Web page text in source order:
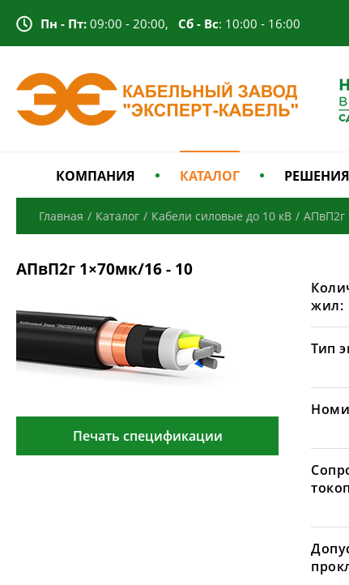
Пн - Пт: 09:00 - 20:00, Сб - Вс: 10:00 - 16:00
КОМПАНИЯ КАТАЛОГ РЕШЕНИЯ
Главная / Каталог / Кабели силовые до 10 кВ / АПвП2г
АПвП2г 1×70мк/16 - 10
Печать спецификации
жил:
Тип